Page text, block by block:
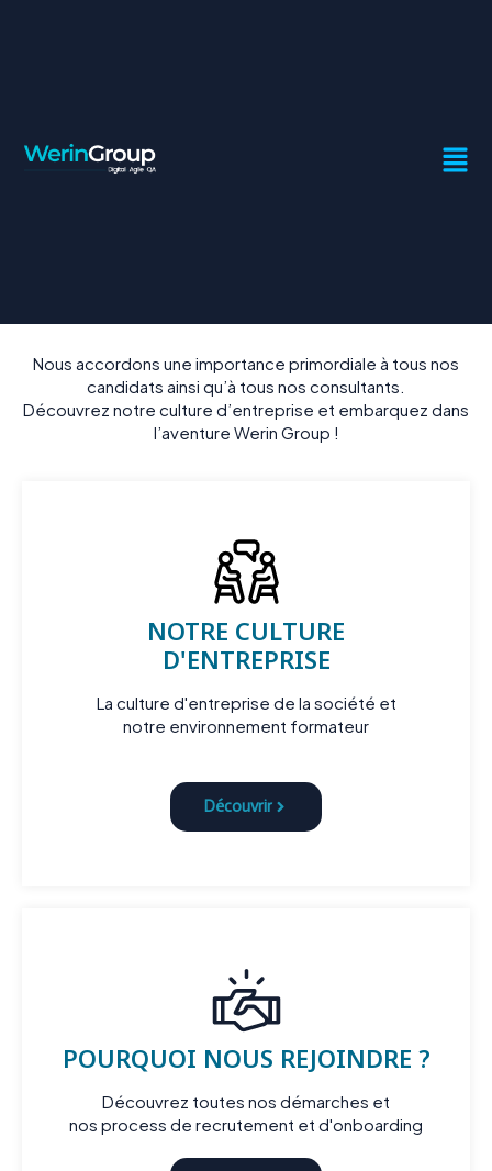
Nous accordons une importance primordiale à tous nos
candidats ainsi qu’à tous nos consultants.
Découvrez notre culture d’entreprise et embarquez dans
l’aventure Werin Group !
NOTRE CULTURE
D'ENTREPRISE
La culture d'entreprise de la société et
notre environnement formateur
Découvrir
POURQUOI NOUS REJOINDRE ?
Découvrez toutes nos démarches et
nos process de recrutement et d'onboarding